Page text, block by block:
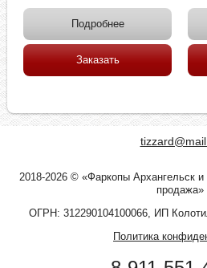
Подробнее
Заказать
2018-2026 © «Фаркопы Архангельск и
продажа»
ОГРН: 312290104100066, ИП
Политика